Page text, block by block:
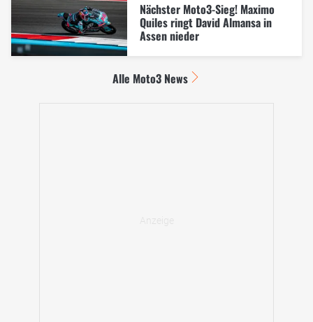
Nächster Moto3-Sieg! Maximo
Quiles ringt David Almansa in
Assen nieder
Alle Moto3 News